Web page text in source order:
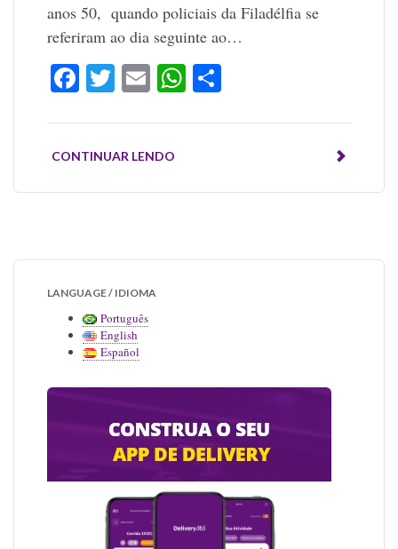
anos 50, quando policiais da Filadélfia se
referiram ao dia seguinte ao…
Facebook
Twitter
EmailWhatsApp
CONTINUAR LENDO
LANGUAGE / IDIOMA
Português
English
Español